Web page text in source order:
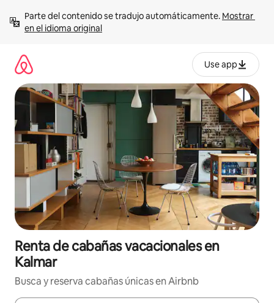
contenido
Parte del contenido se tradujo automáticamente. Mostrar
en el idioma original
Use app
Renta de cabañas vacacionales en
Kalmar
Busca y reserva cabañas únicas en Airbnb